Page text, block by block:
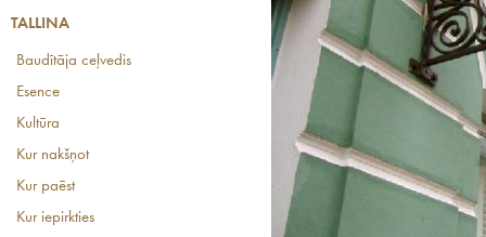
TALLINA
Baudītāja ceļvedis
Esence
Kultūra
Kur nakšņot
Kur paēst
Kur iepirkties